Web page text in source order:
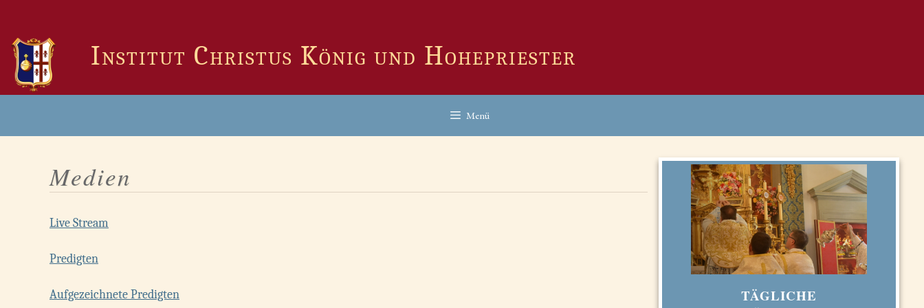
springen
Institut Christus König und Hohepriester
Menü
Medien
Live Stream
Predigten
Aufgezeichnete Predigten
TÄGLICHE